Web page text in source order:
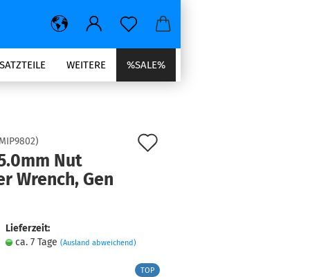
%SALE%
WEITERE
MIP9802)
Nut
Wrench, Gen
Lieferzeit:
ca. 7 Tage (Ausland abweichend)
TOP